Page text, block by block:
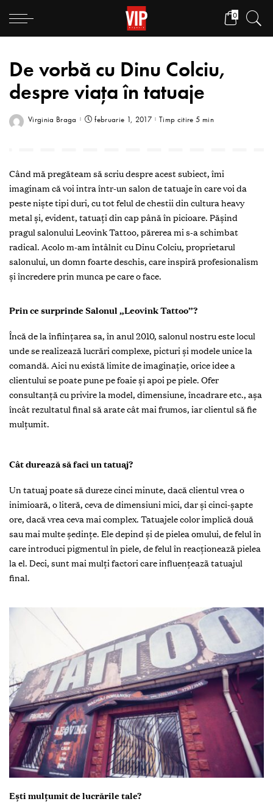
0
De vorbă cu Dinu Colciu,
despre viața în tatuaje
Virginia Braga februarie 1, 2017 Timp citire 5 min
Când mă pregăteam să scriu despre acest subiect, îmi
imaginam că voi intra într-un salon de tatuaje în care voi da
peste nişte tipi duri, cu tot felul de chestii din cultura heavy
metal şi, evident, tatuaţi din cap până în picioare. Pășind
pragul salonului Leovink Tattoo, părerea mi s-a schimbat
radical. Acolo m-am întâlnit cu Dinu Colciu, proprietarul
salonului, un domn foarte deschis, care inspiră profesionalism
şi încredere prin munca pe care o face.
Prin ce surprinde Salonul „Leovink Tattoo”?
Încă de la înfiinţarea sa, în anul 2010, salonul nostru este locul
unde se realizează lucrări complexe, picturi şi modele unice la
comandă. Aici nu există limite de imaginaţie, orice idee a
clientului se poate pune pe foaie şi apoi pe piele. Ofer
consultanţă cu privire la model, dimensiune, încadrare etc., așa
încât rezultatul final să arate cât mai frumos, iar clientul să fie
mulţumit.
Cât durează să faci un tatuaj?
Un tatuaj poate să dureze cinci minute, dacă clientul vrea o
inimioară, o literă, ceva de dimensiuni mici, dar și cinci-șapte
ore, dacă vrea ceva mai complex. Tatuajele color implică două
sau mai multe ședinţe. Ele depind și de pielea omului, de felul în
care introduci pigmentul în piele, de felul în reacţioneazã pielea
la el. Deci, sunt mai mulţi factori care influenţeazã tatuajul
final.
Ești mulţumit de lucrările tale?